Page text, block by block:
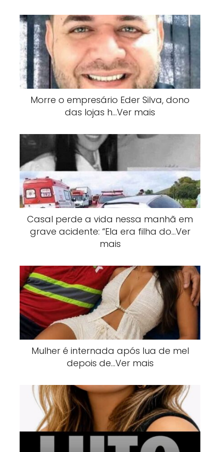
Morre o empresário Eder Silva, dono
das lojas h…Ver mais
Casal perde a vida nessa manhã em
grave acidente: “Ela era filha do…Ver
mais
Mulher é internada após lua de mel
depois de…Ver mais